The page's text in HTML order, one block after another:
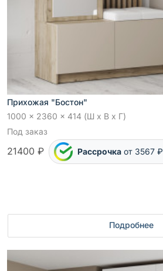
Прихожая "Бостон"
1000 x 2360 x 414 (Ш x В x Г)
Под заказ
21400 ₽ Рассрочка от 3567 ₽
Подробнее